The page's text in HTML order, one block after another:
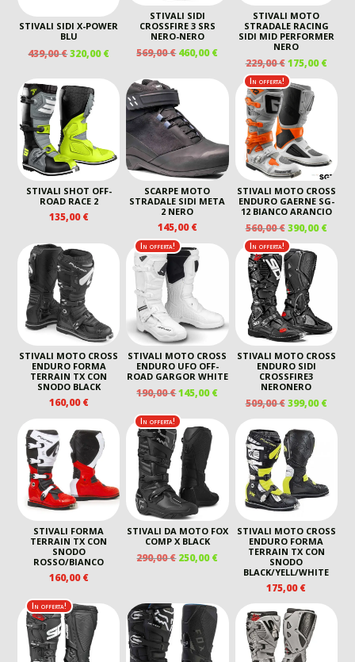
STIVALI SIDI X-POWER
BLU
439,00€IL
ORIGINALE
ERA:
439,00 €.
320,00€IL
ATTUALE
320,00 €.
STIVALI SIDI
CROSSFIRE 3 SRS
NERO-NERO
569,00€ IL
ORIGINALE
ERA:
569,00 €.
460,00€IL
PREZZO
ATTUALE
460,00 €.
STIVALI MOTO
STRADALE RACING
SIDI MID PERFORMER
NERO
229,00€ IL
PREZZO
ORIGINALE
ERA:
229,00 €.
175,00€IL
STIVALI SHOT OFF-
ROAD RACE 2
135,00€
SCARPE MOTO
STRADALE SIDI META
2 NERO
145,00€
In offerta!
STIVALI MOTO CROSS
ENDURO GAERNE SG-
12 BIANCO ARANCIO
560,00€ IL
PREZZO
ORIGINALE
ERA:
560,00 €.
390,00€IL
STIVALI MOTO CROSS
ENDURO FORMA
TERRAIN TX CON
SNODO BLACK
160,00€
In offerta!
STIVALI MOTO CROSS
ENDURO UFO OFF-
ROAD GARGOR WHITE
190,00€IL
ORIGINALE
ERA:
190,00 €.
145,00€IL
PREZZO
ATTUALE
145,00 €.
In offerta!
STIVALI MOTO CROSS
ENDURO SIDI
CROSSFIRE3
NERONERO
509,00€ IL
PREZZO
ORIGINALE
ERA:
509,00 €.
399,00€IL
STIVALI FORMA
TERRAIN TX CON
SNODO
ROSSO/BIANCO
160,00€
In offerta!
STIVALI DA MOTO FOX
COMP X BLACK
290,00€ IL
290,00 €.
250,00€IL
PREZZO
250,00 €.
STIVALI MOTO CROSS
ENDURO FORMA
TERRAIN TX CON
SNODO
BLACK/YELL/WHITE
175,00€
In offerta!